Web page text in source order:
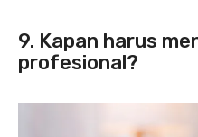
9. Kapan harus
profesional?